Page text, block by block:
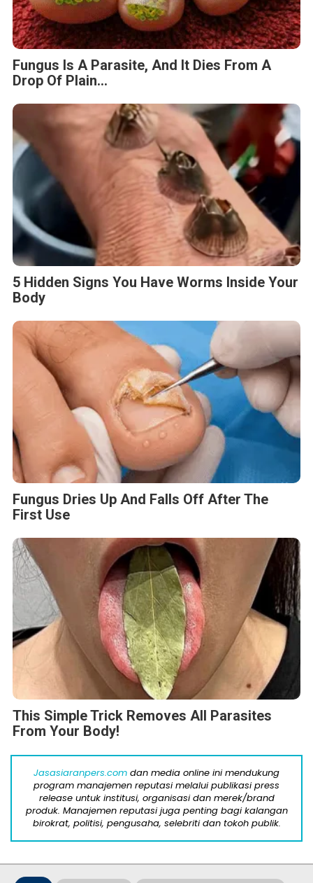
Fungus Is A Parasite, And It Dies From A
Drop Of Plain...
5 Hidden Signs You Have Worms Inside Your
Body
Fungus Dries Up And Falls Off After The
First Use
This Simple Trick Removes All Parasites
From Your Body!
Jasasiaranpers.com dan media online ini mendukung
program manajemen reputasi melalui publikasi press
release untuk institusi, organisasi dan merek/brand
produk. Manajemen reputasi juga penting bagi kalangan
birokrat, politisi, pengusaha, selebriti dan tokoh publik.